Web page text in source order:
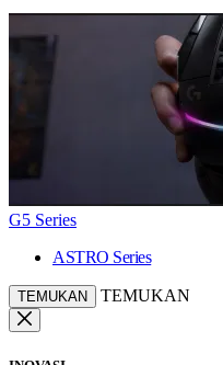
G5 Series
ASTRO Series
TEMUKAN TEMUKAN